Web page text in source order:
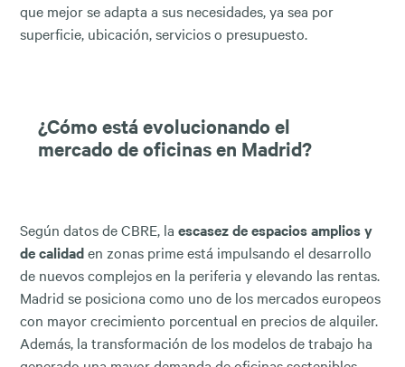
que mejor se adapta a sus necesidades, ya sea por
superficie, ubicación, servicios o presupuesto.
¿Cómo está evolucionando el
mercado de oficinas en Madrid?
Según datos de CBRE, la escasez de espacios amplios y
de calidaden zonas prime está impulsando el desarrollo
de nuevos complejos en la periferia y elevando las rentas.
Madrid se posiciona como uno de los mercados europeos
con mayor crecimiento porcentual en precios de alquiler.
Además, la transformación de los modelos de trabajo ha